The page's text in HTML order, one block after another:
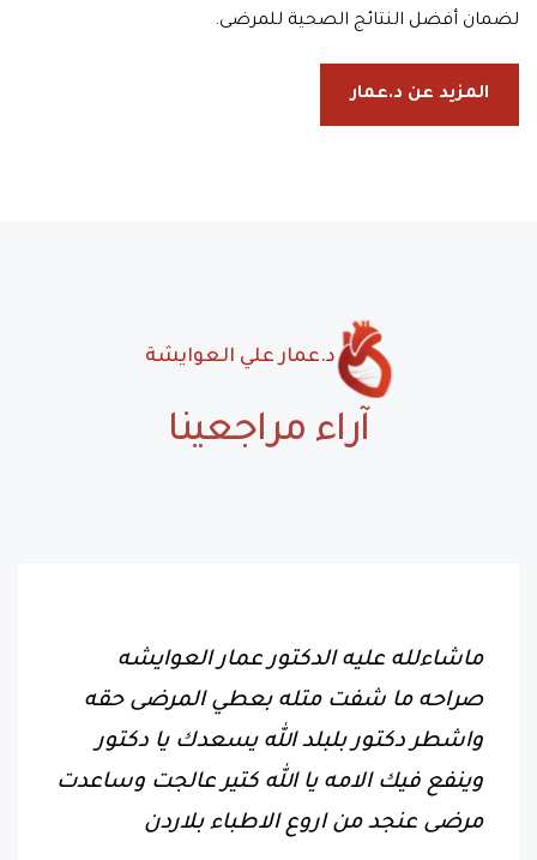
لضمان أفضل النتائج الصحية للمرضى.
المزيد عن د.عمار
د.عمار علي العوايشة
آراء مراجعينا
ماشاءلله عليه الدكتور عمار العوايشه
صراحه ما شفت متله بعطي المرضى حقه
واشطر دكتور بلبلد الله يسعدك يا دكتور
وينفع فيك الامه يا الله كتير عالجت وساعدت
مرضى عنجد من اروع الاطباء بلاردن